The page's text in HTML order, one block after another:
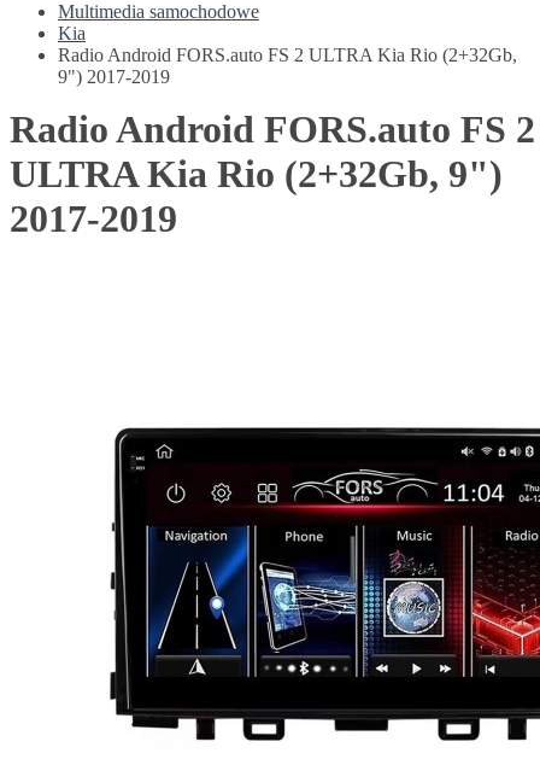
Multimedia samochodowe
Kia
Radio Android FORS.auto FS 2 ULTRA Kia Rio (2+32Gb,
9") 2017-2019
Radio Android FORS.auto FS 2
ULTRA Kia Rio (2+32Gb, 9")
2017-2019